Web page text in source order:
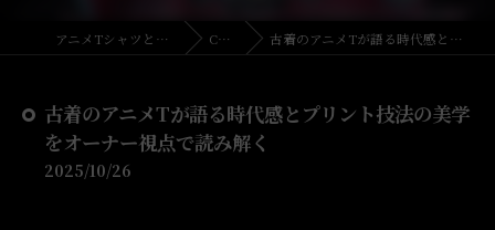
アニメTシャツとリメイク・古着の古着屋月暈 COLUMN 古着のアニメTが語る時代感とプリント技法の美学をオーナー視点で読み解く
古着のアニメTが語る時代感とプリント技法の美学
をオーナー視点で読み解く
2025/10/26